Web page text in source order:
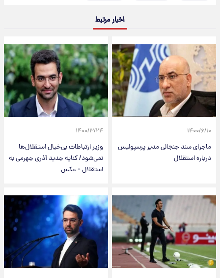
اخبار مرتبط
۱۴۰۰/۶/۱۰
ماجرای سند جنجالی مدیر پرسپولیس
درباره استقلال
۱۴۰۰/۳/۲۴
وزیر ارتباطات بی‌خیال استقلال‌ها
نمی‌شود/ کنایه جدید آذری جهرمی به
استقلال + عکس